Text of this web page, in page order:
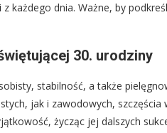
każdego dnia. Ważne, by
30. urodziny
stabilność, a także
jak i zawodowych, szczęścia
życząc jej dalszych